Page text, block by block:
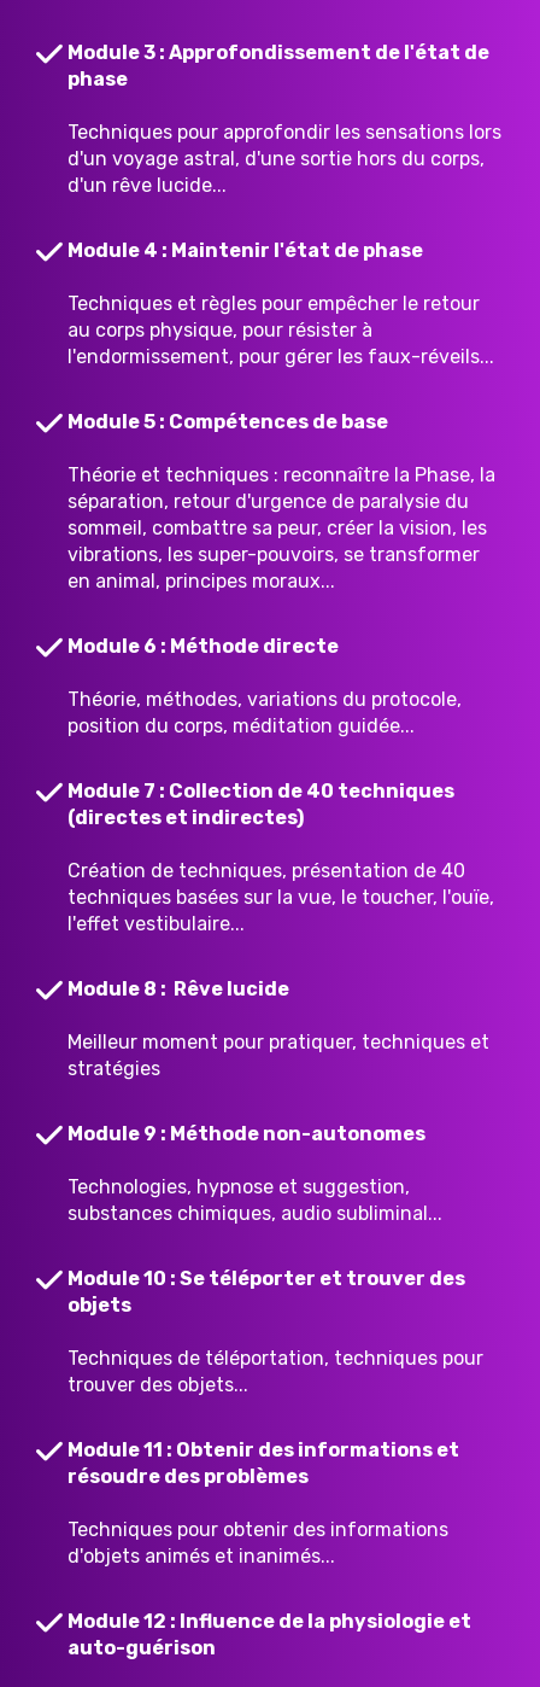
Module 3 : Approfondissement de l'état de
phase
Techniques pour approfondir les sensations lors
d'un voyage astral, d'une sortie hors du corps,
d'un rêve lucide...
Module 4 : Maintenir l'état de phase
Techniques et règles pour empêcher le retour
au corps physique, pour résister à
l'endormissement, pour gérer les faux-réveils...
Module 5 : Compétences de base
Théorie et techniques : reconnaître la Phase, la
séparation, retour d'urgence de paralysie du
sommeil, combattre sa peur, créer la vision, les
vibrations, les super-pouvoirs, se transformer
en animal, principes moraux...
Module 6 : Méthode directe
Théorie, méthodes, variations du protocole,
position du corps, méditation guidée...
Module 7 : Collection de 40 techniques
(directes et indirectes)
Création de techniques, présentation de 40
techniques basées sur la vue, le toucher, l'ouïe,
l'effet vestibulaire...
Module 8 : Rêve lucide
Meilleur moment pour pratiquer, techniques et
stratégies
Module 9 : Méthode non-autonomes
Technologies, hypnose et suggestion,
substances chimiques, audio subliminal...
Module 10 : Se téléporter et trouver des
objets
Techniques de téléportation, techniques pour
trouver des objets...
Module 11 : Obtenir des informations et
résoudre des problèmes
Techniques pour obtenir des informations
d'objets animés et inanimés...
Module 12 : Influence de la physiologie et
auto-guérison